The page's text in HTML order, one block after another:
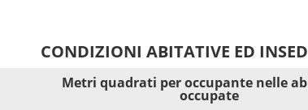
CONDIZIONI ABITATIVE ED
Metri quadrati per occupante nelle
occupate